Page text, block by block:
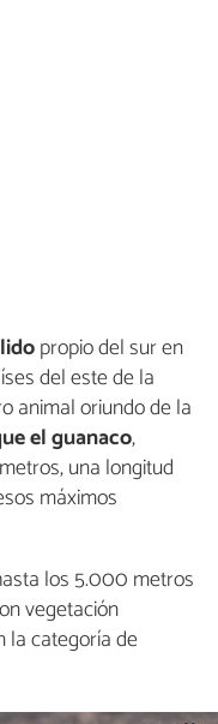
propio del sur en
del este de la
animal oriundo de la
el guanaco,
una longitud
máximos
los 5.000 metros
vegetación
la categoría de